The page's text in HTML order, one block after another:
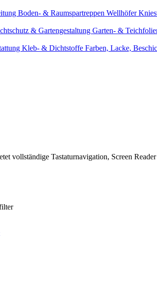
Boden- & Raumspartreppen Wellhöfer
& Gartengestaltung Garten- &
Kleb- & Dichtstoffe Farben, Lacke,
vollständige Tastaturnavigation, Screen